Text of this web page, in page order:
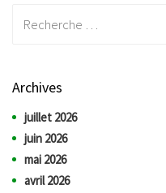
Archives
juillet 2026
juin 2026
mai 2026
avril 2026